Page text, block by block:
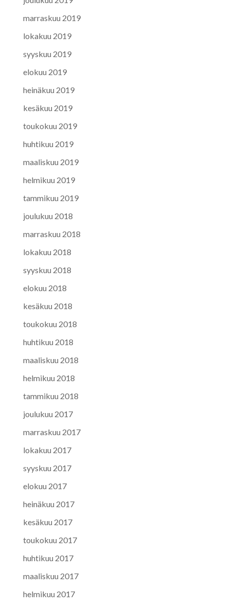
marraskuu 2019
lokakuu 2019
syyskuu 2019
elokuu 2019
heinäkuu 2019
kesäkuu 2019
toukokuu 2019
huhtikuu 2019
maaliskuu 2019
helmikuu 2019
tammikuu 2019
joulukuu 2018
marraskuu 2018
lokakuu 2018
syyskuu 2018
elokuu 2018
kesäkuu 2018
toukokuu 2018
huhtikuu 2018
maaliskuu 2018
helmikuu 2018
tammikuu 2018
joulukuu 2017
marraskuu 2017
lokakuu 2017
syyskuu 2017
elokuu 2017
heinäkuu 2017
kesäkuu 2017
toukokuu 2017
huhtikuu 2017
maaliskuu 2017
helmikuu 2017